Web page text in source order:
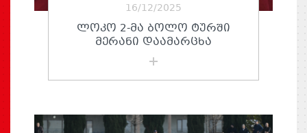
16/12/2025
ᲚᲝᲙᲝ 2-ᲛᲐ ᲑᲝᲚᲝ ᲢᲣᲠᲨᲘ
ᲛᲔᲠᲐᲜᲘ ᲓᲐᲐᲛᲐᲠᲪᲮᲐ